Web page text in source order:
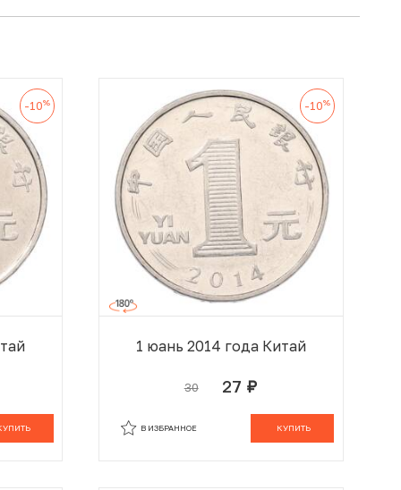
-10% -10%
1 юань 2014 года Китай
30 27 руб.
КУПИТЬ
В ИЗБРАННОЕ